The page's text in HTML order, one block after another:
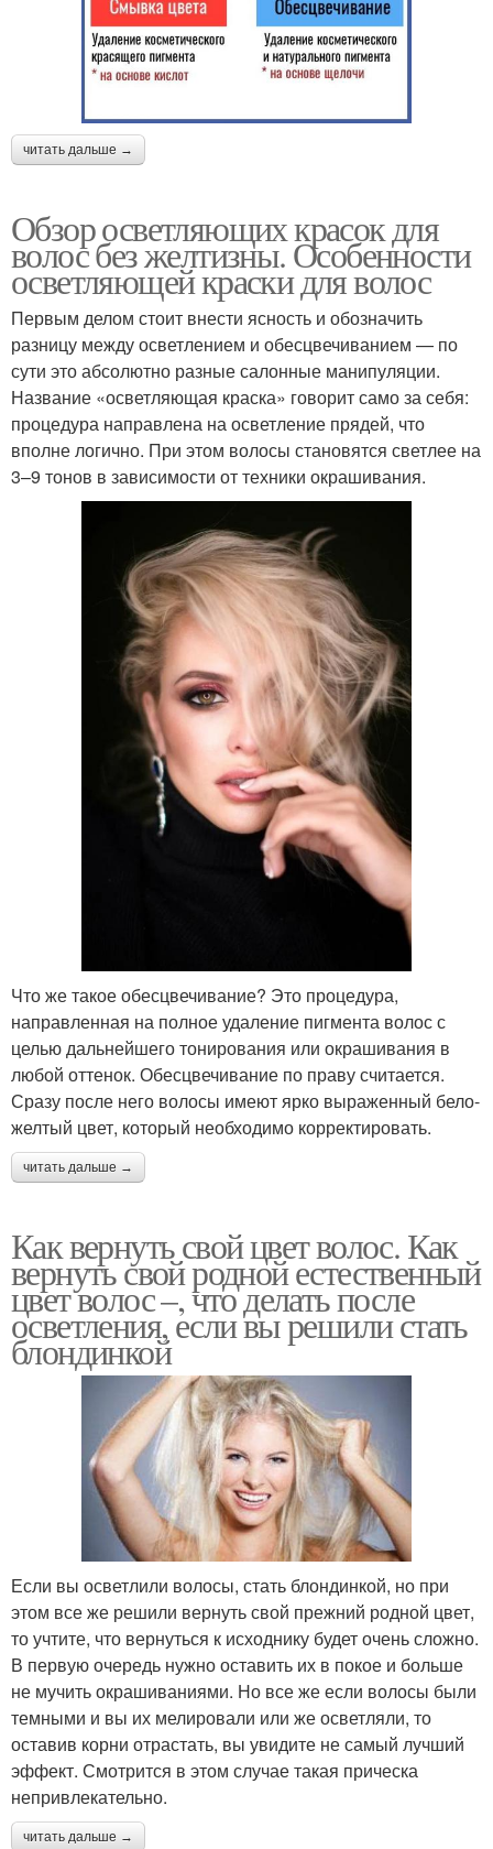
читать дальше →
Обзор осветляющих красок для
волос без желтизны. Особенности
осветляющей краски для волос
Первым делом стоит внести ясность и обозначить
разницу между осветлением и обесцвечиванием — по
сути это абсолютно разные салонные манипуляции.
Название «осветляющая краска» говорит само за себя:
процедура направлена на осветление прядей, что
вполне логично. При этом волосы становятся светлее на
3–9 тонов в зависимости от техники окрашивания.
Что же такое обесцвечивание? Это процедура,
направленная на полное удаление пигмента волос с
целью дальнейшего тонирования или окрашивания в
любой оттенок. Обесцвечивание по праву считается.
Сразу после него волосы имеют ярко выраженный бело-
желтый цвет, который необходимо корректировать.
читать дальше →
Как вернуть свой цвет волос. Как
вернуть свой родной естественный
цвет волос –, что делать после
осветления, если вы решили стать
блондинкой
Если вы осветлили волосы, стать блондинкой, но при
этом все же решили вернуть свой прежний родной цвет,
то учтите, что вернуться к исходнику будет очень сложно.
В первую очередь нужно оставить их в покое и больше
не мучить окрашиваниями. Но все же если волосы были
темными и вы их мелировали или же осветляли, то
оставив корни отрастать, вы увидите не самый лучший
эффект. Смотрится в этом случае такая прическа
непривлекательно.
читать дальше →